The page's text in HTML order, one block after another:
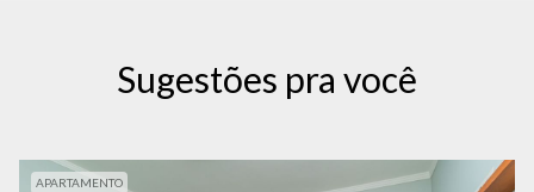
Sugestões pra você
APARTAMENTO